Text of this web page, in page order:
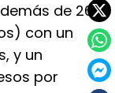
de 26
con un
y un
por